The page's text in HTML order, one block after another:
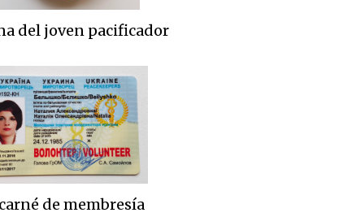
del joven pacificador
de membresía